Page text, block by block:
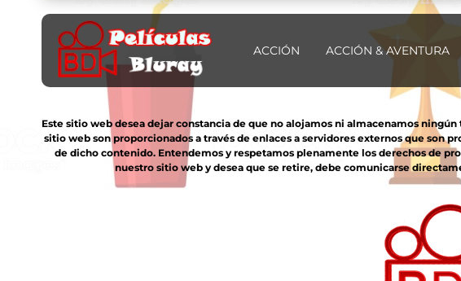
ACCIÓN ACCIÓN & AVENTURA
Este sitio web desea dejar constancia de que no alojamos ni almacenamos
sitio web son proporcionados a través de enlaces a servidores externos que son
de dicho contenido. Entendemos y respetamos plenamente los derechos de
nuestro sitio web y desea que se retire, debe comunicarse